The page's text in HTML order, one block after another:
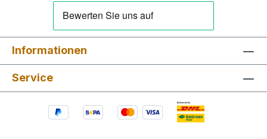
Informationen
Service